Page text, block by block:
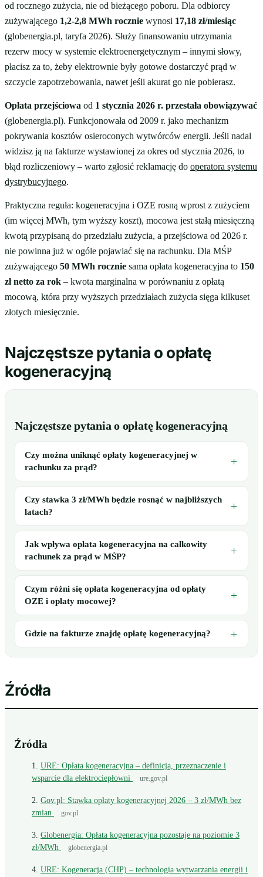
od rocznego zużycia, nie od bieżącego poboru. Dla odbiorcy
zużywającego 1,2-2,8 MWh rocznie wynosi 17,18 zł/miesiąc
(globenergia.pl, taryfa 2026). Służy finansowaniu utrzymania
rezerw mocy w systemie elektroenergetycznym – innymi słowy,
płacisz za to, żeby elektrownie były gotowe dostarczyć prąd w
szczycie zapotrzebowania, nawet jeśli akurat go nie pobierasz.
Opłata przejściowa od 1 stycznia 2026 r. przestała obowiązywać
(globenergia.pl). Funkcjonowała od 2009 r. jako mechanizm
pokrywania kosztów osieroconych wytwórców energii. Jeśli nadal
widzisz ją na fakturze wystawionej za okres od stycznia 2026, to
błąd rozliczeniowy – warto zgłosić reklamację do operatora systemu
dystrybucyjnego.
Praktyczna reguła: kogeneracyjna i OZE rosną wprost z zużyciem
(im więcej MWh, tym wyższy koszt), mocowa jest stałą miesięczną
kwotą przypisaną do przedziału zużycia, a przejściowa od 2026 r.
nie powinna już w ogóle pojawiać się na rachunku. Dla MŚP
zużywającego 50 MWh rocznie sama opłata kogeneracyjna to 150
zł netto za rok – kwota marginalna w porównaniu z opłatą
mocową, która przy wyższych przedziałach zużycia sięga kilkuset
złotych miesięcznie.
Najczęstsze pytania o opłatę
kogeneracyjną
Najczęstsze pytania o opłatę kogeneracyjną
Czy można uniknąć opłaty kogeneracyjnej w
rachunku za prąd?
Czy stawka 3 zł/MWh będzie rosnąć w najbliższych
latach?
Jak wpływa opłata kogeneracyjna na całkowity
rachunek za prąd w MŚP?
Czym różni się opłata kogeneracyjna od opłaty
OZE i opłaty mocowej?
Gdzie na fakturze znajdę opłatę kogeneracyjną?
Źródła
Źródła
URE: Opłata kogeneracyjna – definicja, przeznaczenie i
wsparcie dla elektrociepłowni
ure.gov.pl
Gov.pl: Stawka opłaty kogeneracyjnej 2026 – 3 zł/MWh bez
zmian
gov.pl
Globenergia: Opłata kogeneracyjna pozostaje na poziomie 3
zł/MWh
globenergia.pl
URE: Kogeneracja (CHP) – technologia wytwarzania energii i